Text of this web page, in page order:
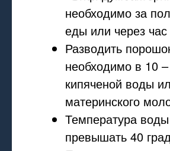
необходимо за
еды или через
Разводить
необходимо в 10
кипяченой воды
материнского
Температура
превышать 40